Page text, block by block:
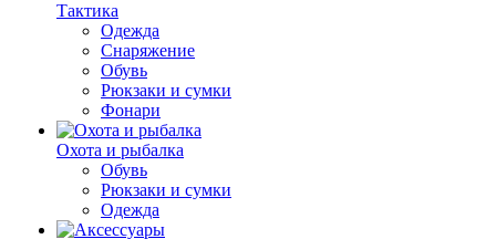
Тактика
Одежда
Снаряжение
Обувь
Рюкзаки и сумки
Фонари
Охота и рыбалка
Обувь
Рюкзаки и сумки
Одежда